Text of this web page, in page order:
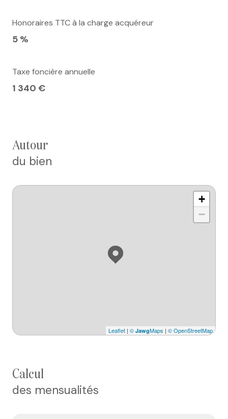
Honoraires TTC à la charge acquéreur
5 %
Taxe foncière annuelle
1 340 €
autour
du bien
+
−
Leaflet | © JawgMaps | © OpenStreetMap
calcul
des mensualités